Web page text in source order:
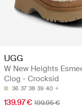
UGG
W New Heights
Clog - Crocksid
36 37 38 39 40
139.97 € 199.95 €